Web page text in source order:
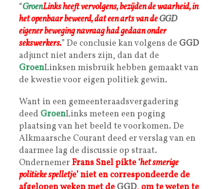
“GroenLinks heeft vervolgens, bezijden de waarheid, in
het openbaar beweerd, dat een arts van deGGD
eigener beweging navraag had gedaan onder
sekswerkers.” De conclusie kan volgens de GGD
adjunct niet anders zijn, dan dat de
GroenLinksen misbruik hebben gemaakt van
de kwestie voor eigen politiek gewin.
Want in een gemeenteraadsvergadering
deed GroenLinks meteen een poging
plaatsing van het beeld te voorkomen. De
Alkmaarsche Courant deed er verslag van en
daarmee lag de discussie op straat.
Ondernemer Frans Snel pikte ‘het smerige
politieke spelletje’ niet en correspondeerde de